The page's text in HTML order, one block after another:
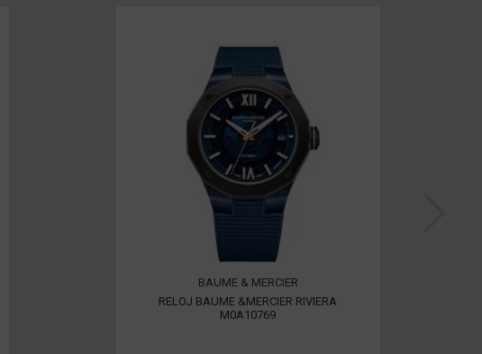
BAUME & MERCIER
RELOJ BAUME &MERCIER RIVIERA
M0A10769